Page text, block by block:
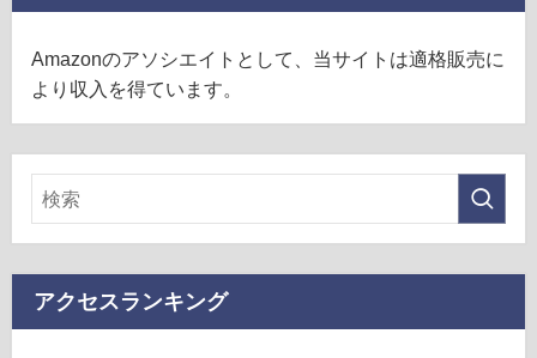
Amazonのアソシエイトとして、当サイトは適格販売に
より収入を得ています。
アクセスランキング